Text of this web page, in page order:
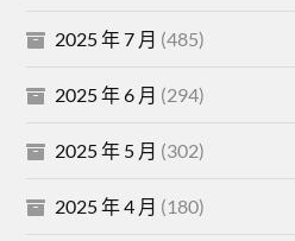
2025 年 7 月 (485)
2025 年 6 月 (294)
2025 年 5 月 (302)
2025 年 4 月 (180)